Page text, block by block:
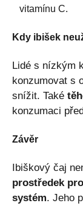
vitamínu C.
Kdy ibišek
Lidé s nízkým
konzumovat s
snížit. Také
konzumaci
Závěr
Ibiškový čaj
prostředek
systém. Jeho